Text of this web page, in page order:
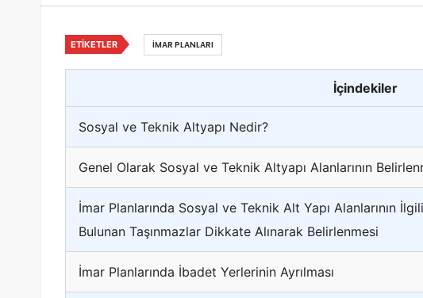
İçindekiler
Sosyal ve Teknik Altyapı Nedir?
Genel Olarak Sosyal ve Teknik Altyapı Alanlarının
İmar Planlarında Sosyal ve Teknik Alt Yapı Alanlarının
Bulunan Taşınmazlar Dikkate Alınarak Belirlenmesi
İmar Planlarında İbadet Yerlerinin Ayrılması
ETIKETLER İMAR PLANLARI